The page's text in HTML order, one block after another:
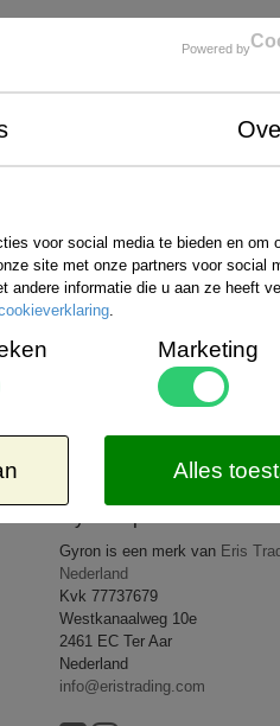
verzenden wij wereldwijd. De kosten hiervoor
informatie kunt u kijken op de website van
1 => € 21,65*
2 => € 26,65*
=> € 35,95*
goedkopere wijze verzonden kunnen
Gyron is een merk van Eris
Nederland
Kvk 77737679
Westkanaalweg 10e
2461 EC Ter Aar
Nederland
info@eristrading.com
Powered by
voor social media te bieden en om
site met onze partners voor social
andere informatie die u aan ze heeft
.
Marketing
Alles